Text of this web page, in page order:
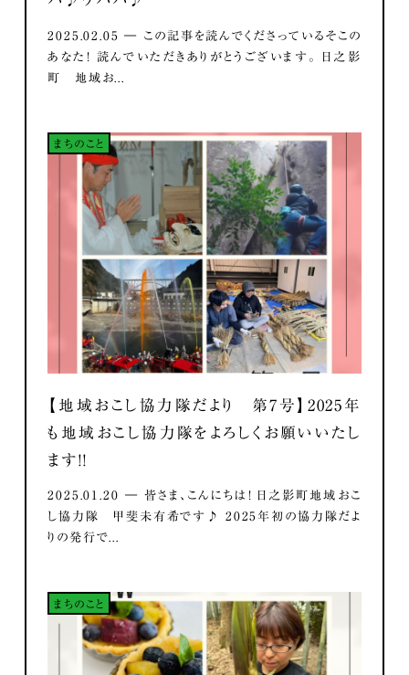
2025.02.05 ― この記事を読んでくださっているそこの
あなた！ 読んでいただきありがとうございます。 日之影
町 地域お...
まちのこと
【地域おこし協力隊だより 第7号】2025年
も地域おこし協力隊をよろしくお願いいたし
ます！！
2025.01.20 ― 皆さま、こんにちは！ 日之影町地域おこ
し協力隊 甲斐未有希です♪ 2025年初の協力隊だよ
りの発行で...
まちのこと